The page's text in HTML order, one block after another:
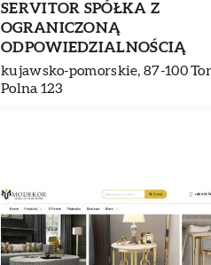
SERVITOR SPÓŁKA Z
OGRANICZONĄ
ODPOWIEDZIALNOŚCIĄ
kujawsko-pomorskie, 87-100
Polna 123